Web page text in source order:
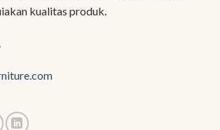
kualitas produk.